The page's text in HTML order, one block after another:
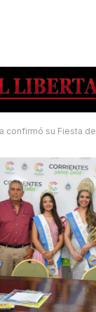
confirmó su Fiesta